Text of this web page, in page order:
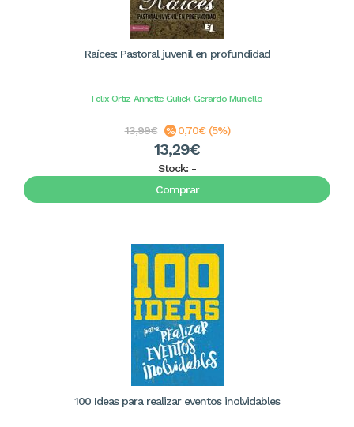
Raíces: Pastoral juvenil en profundidad
Felix Ortiz Annette Gulick Gerardo Muniello
13,99€ 0,70€ (5%)
13,29€
Stock: -
Comprar
100 Ideas para realizar eventos inolvidables